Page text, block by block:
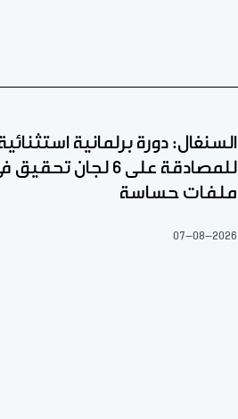
السنغال: دورة برلمانية
للمصادقة على 6 لجان
ملفات حساسة
07-08-2026